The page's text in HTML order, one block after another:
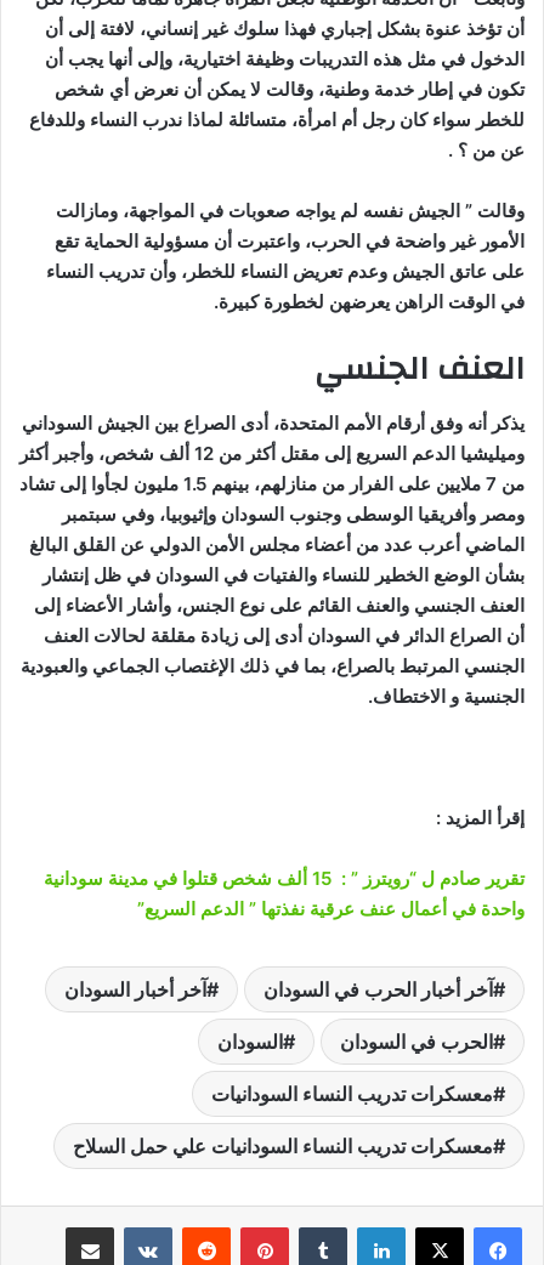
أن تؤخذ عنوة بشكل إجباري فهذا سلوك غير إنساني، لافتة إلى أن
الدخول في مثل هذه التدريبات وظيفة اختيارية، وإلى أنها يجب أن
تكون في إطار خدمة وطنية، وقالت لا يمكن أن نعرض أي شخص
للخطر سواء كان رجل أم امرأة، متسائلة لماذا ندرب النساء وللدفاع
عن من ؟ .
وقالت ” الجيش نفسه لم يواجه صعوبات في المواجهة، ومازالت
الأمور غير واضحة في الحرب، واعتبرت أن مسؤولية الحماية تقع
على عاتق الجيش وعدم تعريض النساء للخطر، وأن تدريب النساء
في الوقت الراهن يعرضهن لخطورة كبيرة.
العنف الجنسي
يذكر أنه وفق أرقام الأمم المتحدة، أدى الصراع بين الجيش السوداني
وميليشيا الدعم السريع إلى مقتل أكثر من 12 ألف شخص، وأجبر أكثر
من 7 ملايين على الفرار من منازلهم، بينهم 1.5 مليون لجأوا إلى تشاد
ومصر وأفريقيا الوسطى وجنوب السودان وإثيوبيا، وفي سبتمبر
الماضي أعرب عدد من أعضاء مجلس الأمن الدولي عن القلق البالغ
بشأن الوضع الخطير للنساء والفتيات في السودان في ظل إنتشار
العنف الجنسي والعنف القائم على نوع الجنس، وأشار الأعضاء إلى
أن الصراع الدائر في السودان أدى إلى زيادة مقلقة لحالات العنف
الجنسي المرتبط بالصراع، بما في ذلك الإغتصاب الجماعي والعبودية
الجنسية و الاختطاف.
إقرأ المزيد :
تقرير صادم ل “رويترز ” : 15 ألف شخص قتلوا في مدينة سودانية
واحدة في أعمال عنف عرقية نفذتها ” الدعم السريع”
آخر أخبار الحرب في السودان آخر أخبار السودان
الحرب في السودان السودان
معسكرات تدريب النساء السودانيات
معسكرات تدريب النساء السودانيات علي حمل السلاح
لينكدإن بينتيريست